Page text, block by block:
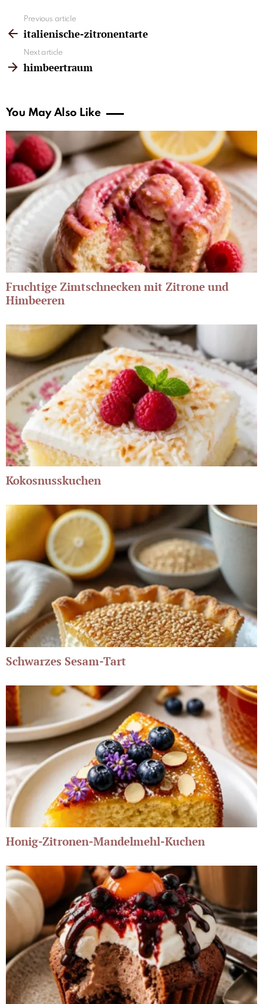
more
Previous article
italienische-zitronentarte
Next article
himbeertraum
You May Also Like
Fruchtige Zimtschnecken mit Zitrone und
Himbeeren
Kokosnusskuchen
Schwarzes Sesam-Tart
Honig-Zitronen-Mandelmehl-Kuchen